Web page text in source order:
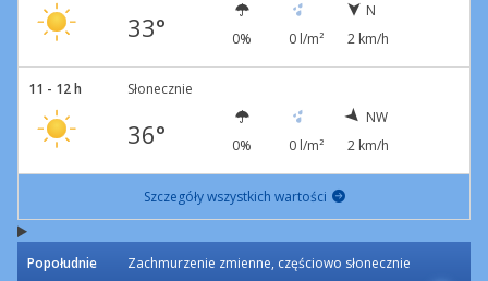
33° 0% 0 l/m²
N
2 km/h
11 - 12 h Słonecznie
36° 0% 0 l/m²
NW
2 km/h
Szczegóły wszystkich wartości
Popołudnie Zachmurzenie zmienne, częściowo słonecznie